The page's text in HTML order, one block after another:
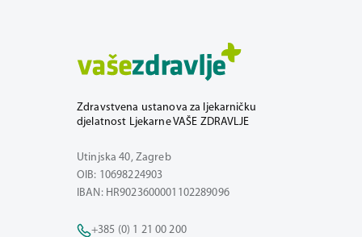
Zdravstvena ustanova za ljekarničku
djelatnost Ljekarne VAŠE ZDRAVLJE
Utinjska 40, Zagreb
OIB: 10698224903
IBAN: HR9023600001102289096
+385 (0) 1 21 00 200